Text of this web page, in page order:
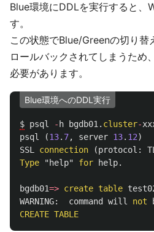
Blue環境にDDLを実行すると、
す。
この状態でBlue/Greenの切り替
ロールバックされてしまうため
必要があります。
Blue環境へのDDL実行
$ psql - h bgdb01. cluster-
psql
(13. 7, server 13. 12)
SSL connection (protocol :
Type
"help" for help.
bgdb01=> create table
WARNING: command will not
CREATE TABLE